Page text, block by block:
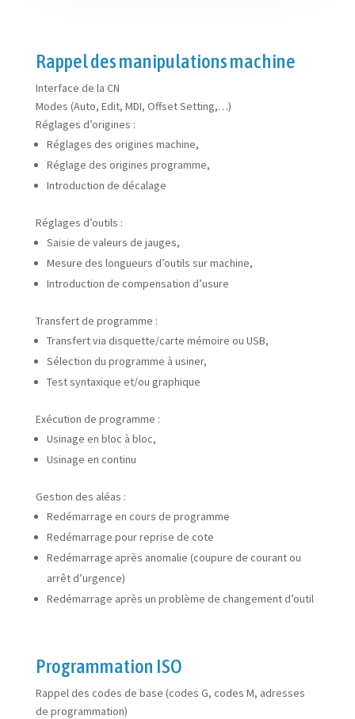
Rappel des manipulations machine
Interface de la CN
Modes (Auto, Edit, MDI, Offset Setting,…)
Réglages d’origines :
Réglages des origines machine,
Réglage des origines programme,
Introduction de décalage
Réglages d’outils :
Saisie de valeurs de jauges,
Mesure des longueurs d’outils sur machine,
Introduction de compensation d’usure
Transfert de programme :
Transfert via disquette/carte mémoire ou USB,
Sélection du programme à usiner,
Test syntaxique et/ou graphique
Exécution de programme :
Usinage en bloc à bloc,
Usinage en continu
Gestion des aléas :
Redémarrage en cours de programme
Redémarrage pour reprise de cote
Redémarrage après anomalie (coupure de courant ou
arrêt d’urgence)
Redémarrage après un problème de changement d’outil
Programmation ISO
Rappel des codes de base (codes G, codes M, adresses
de programmation)